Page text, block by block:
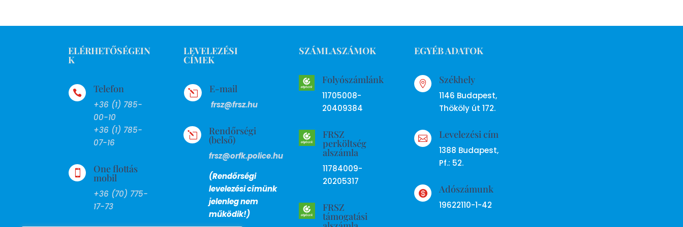
ELÉRHETŐSÉGEIN
K
 Telefon
+36 (1) 785-
00-10
+36 (1) 785-
07-16
 One flottás
mobil
+36 (70) 775-
17-73
LEVELEZÉSI
CÍMEK
l E-mail
frsz@frsz.hu
l Rendőrségi
(belső)
frsz@orfk.police.hu
(Rendőrségi
levelezési címünk
jelenleg nem
működik!)
SZÁMLASZÁMOK
Folyószámlánk
11705008-
20409384
FRSZ
perköltség
alszámla
11784009-
20205317
FRSZ
támogatási
EGYÉB ADATOK
 Székhely
1146 Budapest,
Thököly út 172.
 Levelezési cím
1388 Budapest,
Pf.: 52.
 Adószámunk
19622110-1-42